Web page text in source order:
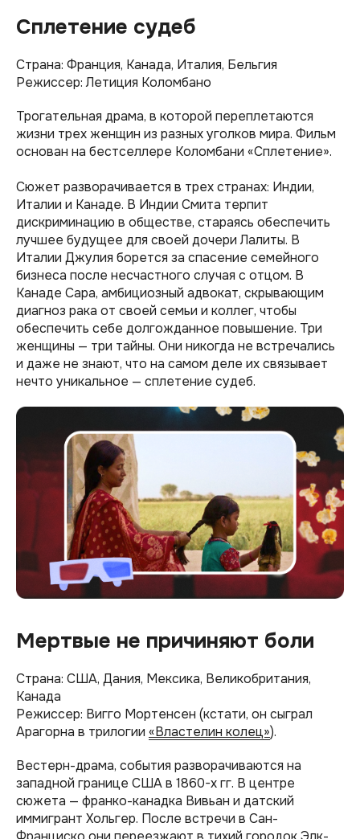
Сплетение судеб
Страна: Франция, Канада, Италия, Бельгия
Режиссер: Летиция Коломбано
Трогательная драма, в которой переплетаются
жизни трех женщин из разных уголков мира. Фильм
основан на бестселлере Коломбани «Сплетение».
Сюжет разворачивается в трех странах: Индии,
Италии и Канаде. В Индии Смита терпит
дискриминацию в обществе, стараясь обеспечить
лучшее будущее для своей дочери Лалиты. В
Италии Джулия борется за спасение семейного
бизнеса после несчастного случая с отцом. В
Канаде Сара, амбициозный адвокат, скрывающим
диагноз рака от своей семьи и коллег, чтобы
обеспечить себе долгожданное повышение​​. Три
женщины — три тайны. Они никогда не встречались
и даже не знают, что на самом деле их связывает
нечто уникальное — сплетение судеб.
Мертвые не причиняют боли
Страна: США, Дания, Мексика, Великобритания,
Канада
Режиссер: Вигго Мортенсен (кстати, он сыграл
Арагорна в трилогии «Властелин колец»).
Вестерн-драма, события разворачиваются на
западной границе США в 1860-х гг. В центре
сюжета — франко-канадка Вивьан и датский
иммигрант Хольгер. После встречи в Сан-